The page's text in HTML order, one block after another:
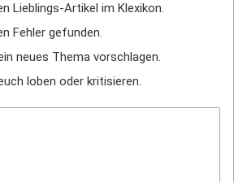
Lieblings-Artikel im Klexikon.
Fehler gefunden.
neues Thema vorschlagen.
loben oder kritisieren.